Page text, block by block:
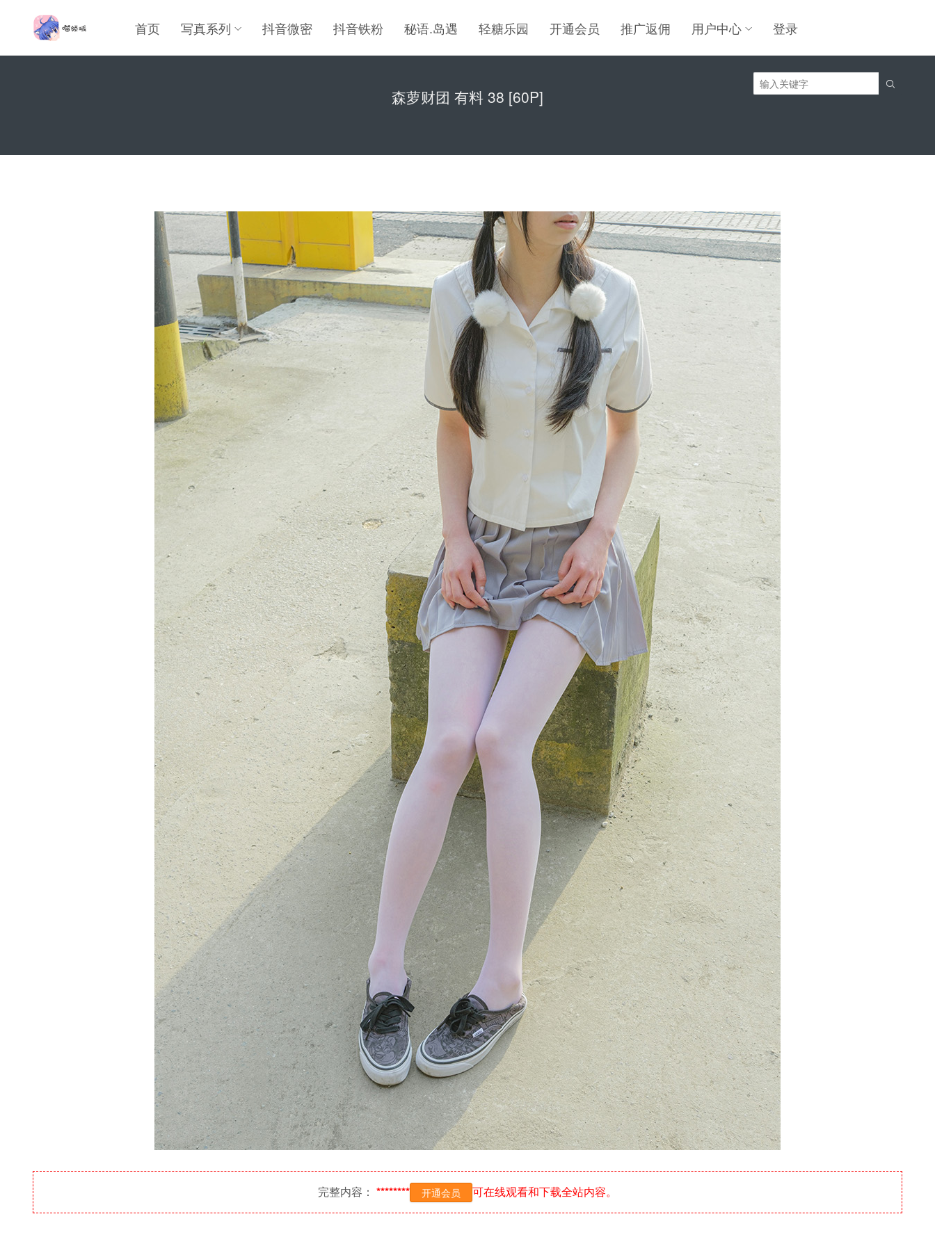
首页 写真系列 抖音微密 抖音铁粉 秘语.岛遇 轻糖乐园 开通会员 推广返佣 用户中心 登录

森萝财团 有料 38 [60P]
完整内容： ******** 开通会员 可在线观看和下载全站内容。